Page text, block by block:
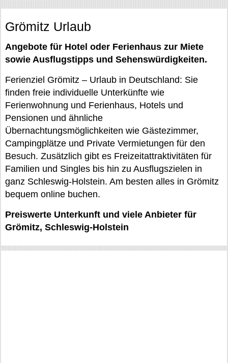
Grömitz Urlaub
Angebote für Hotel oder Ferienhaus zur Miete
sowie Ausflugstipps und Sehenswürdigkeiten.
Ferienziel Grömitz – Urlaub in Deutschland: Sie
finden freie individuelle Unterkünfte wie
Ferienwohnung und Ferienhaus, Hotels und
Pensionen und ähnliche
Übernachtungsmöglichkeiten wie Gästezimmer,
Campingplätze und Private Vermietungen für den
Besuch. Zusätzlich gibt es Freizeitattraktivitäten für
Familien und Singles bis hin zu Ausflugszielen in
ganz Schleswig-Holstein. Am besten alles in Grömitz
bequem online buchen.
Preiswerte Unterkunft und viele Anbieter für
Grömitz, Schleswig-Holstein